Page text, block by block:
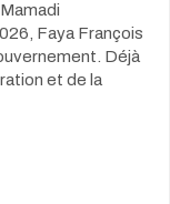
Faya François
Déjà
et de la